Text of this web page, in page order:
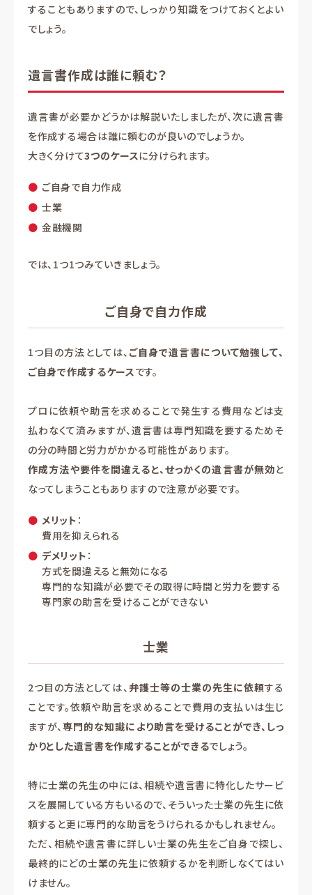
することもありますので、しっかり知識をつけておくとよい
でしょう。
遺言書作成は誰に頼む？
遺言書が必要かどうかは解説いたしましたが、次に遺言書
を作成する場合は誰に頼むのが良いのでしょうか。
大きく分けて3つのケースに分けられます。
ご自身で自力作成
士業
金融機関
では、1つ1つみていきましょう。
ご自身で自力作成
1つ目の方法としては、 ご自身で遺言書について勉強して、
ご自身で作成するケースです。
プロに依頼や助言を求めることで発生する費用などは支
払わなくて済みますが、遺言書は専門知識を要するためそ
の分の時間と労力がかかる可能性があります。
作成方法や要件を間違えると、せっかくの遺言書が無効と
なってしまうこともありますので注意が必要です。
メリット ：
費用を抑えられる
デメリット ：
方式を間違えると無効になる
専門的な知識が必要でその取得に時間と労力を要する
専門家の助言を受けることができない
士業
2つ目の方法としては、弁護士等の士業の先生に依頼する
ことです。依頼や助言を求めることで費用の支払いは生じ
ますが、専門的な知識により助言を受けることができ、しっ
かりとした遺言書を作成することができるでしょう。
特に士業の先生の中には、相続や遺言書に特化したサービ
スを展開している方もいるので、そういった士業の先生に依
頼すると更に専門的な助言をうけられるかもしれません。
ただ、相続や遺言書に詳しい士業の先生をご自身で探し、
最終的にどの士業の先生に依頼するかを判断しなくてはい
けません。